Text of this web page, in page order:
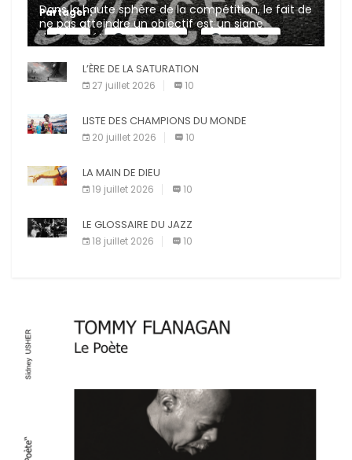
Dans la haute sphère de la compétition, le fait de
ne pas atteindre un objectif est un signe
d’incompétence et une source de sanctions
diverses (avertissement, […]
Partager :
X Facebook Pinterest
E-mail Imprimer
L’ÈRE DE LA SATURATION
27 juillet 2026 10
LISTE DES CHAMPIONS DU MONDE
20 juillet 2026 10
LA MAIN DE DIEU
19 juillet 2026 10
LE GLOSSAIRE DU JAZZ
18 juillet 2026 10